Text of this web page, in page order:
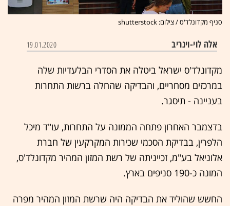
סניף מקדונלד'ס / צילום: shutterstock
אלה לוי-וינריב 19.01.2020
מקדונלד'ס ישראל ביטלה את הסדרי הבלעדיות שלה
במרכזים מסחריים, והבדיקה שהחלה ברשות התחרות
בעניינה - תיסגר.
בדצמבר האחרון פתחה הממונה על התחרות, עו"ד מיכל
הלפרין, בבדיקת הסכמי שכירות המקרקעין של חברת
אלוניאל בע"מ, זכייניתה של רשת המזון המהיר מקדונלד'ס,
המונה כ-190 סניפים בארץ.
החשש שהוליד את הבדיקה היה שרשת המזון המהיר מפרה